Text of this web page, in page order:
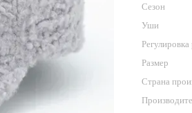
Сезон
Уши
Регулировка
Размер
Страна